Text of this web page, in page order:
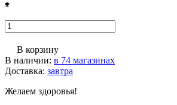
В корзину
В наличии: в 74 магазинах
Доставка: завтра
Желаем здоровья!